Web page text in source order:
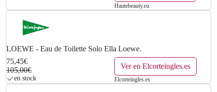
Hautebeauty.eu
LOEWE - Eau de Toilette Solo Ella Loewe.
75,45€
105,00€
en stock
Ver en Elcorteingles.es
Elcorteingles.es